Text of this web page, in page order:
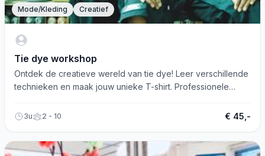
Mode/Kleding Creatief
Tie dye workshop
Ontdek de creatieve wereld van tie dye! Leer verschillende
technieken en maak jouw unieke T-shirt. Professionele
3u 2 - 10 € 45,-